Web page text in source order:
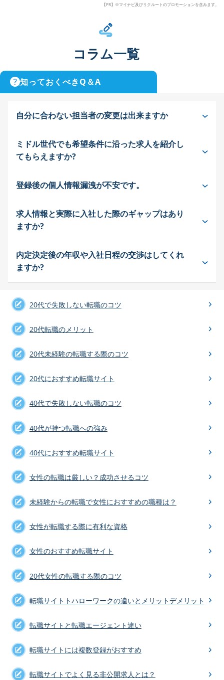
【PR】※マイナビ及びリクルートのプロモーションを含みます。
コラム一覧
知っておくべきQ＆A
自分に合わない担当者の変更は出来ますか
ミドル世代でも希望条件に沿った求人を紹介し
てもらえますか?
登録後の個人情報漏洩が不安です。
求人情報と実際に入社した際のギャップはあり
ますか?
内定決定後の年収や入社日程の交渉はしてくれ
ますか?
20代で失敗しない転職のコツ
20代転職のメリット
20代未経験の転職する際のコツ
20代におすすめ転職サイト
40代で失敗しない転職のコツ
40代が持つ転職への強み
40代におすすめ転職サイト
女性の転職は厳しい？成功させるコツ
未経験からの転職で女性におすすめの職種は？
女性が転職する際に有利な資格
女性のおすすめ転職サイト
20代女性の転職する際のコツ
転職サイトトハローワークの違いとメリットデメリット
転職サイトと転職エージェント違い
転職サイトには複数登録がおすすめ
転職サイトでよく見る非公開求人とは？